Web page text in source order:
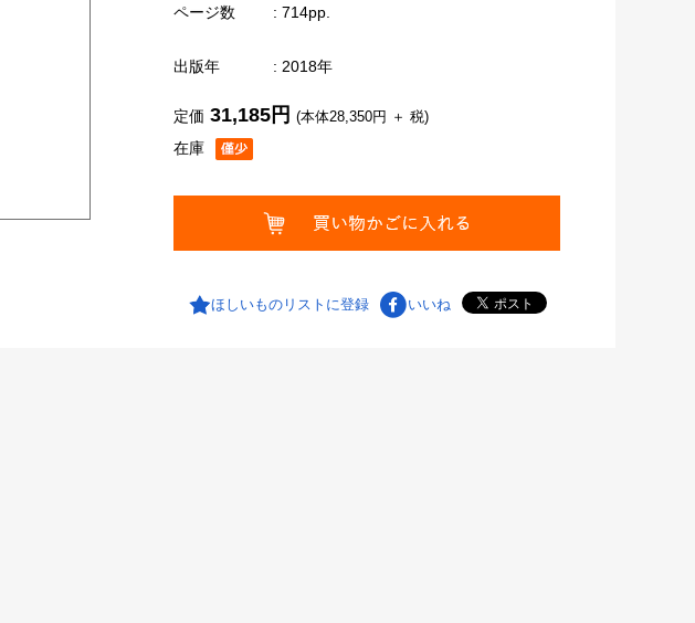
ページ数 : 714pp.
出版年 : 2018年
在庫
定価 31,185円 (本体28,350円 ＋ 税)
ほしいものリストに登録 いいね